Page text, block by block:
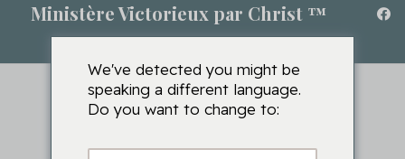
Ministère Victorieux par Christ ™
We've detected you might be
speaking a different language.
Do you want to change to: